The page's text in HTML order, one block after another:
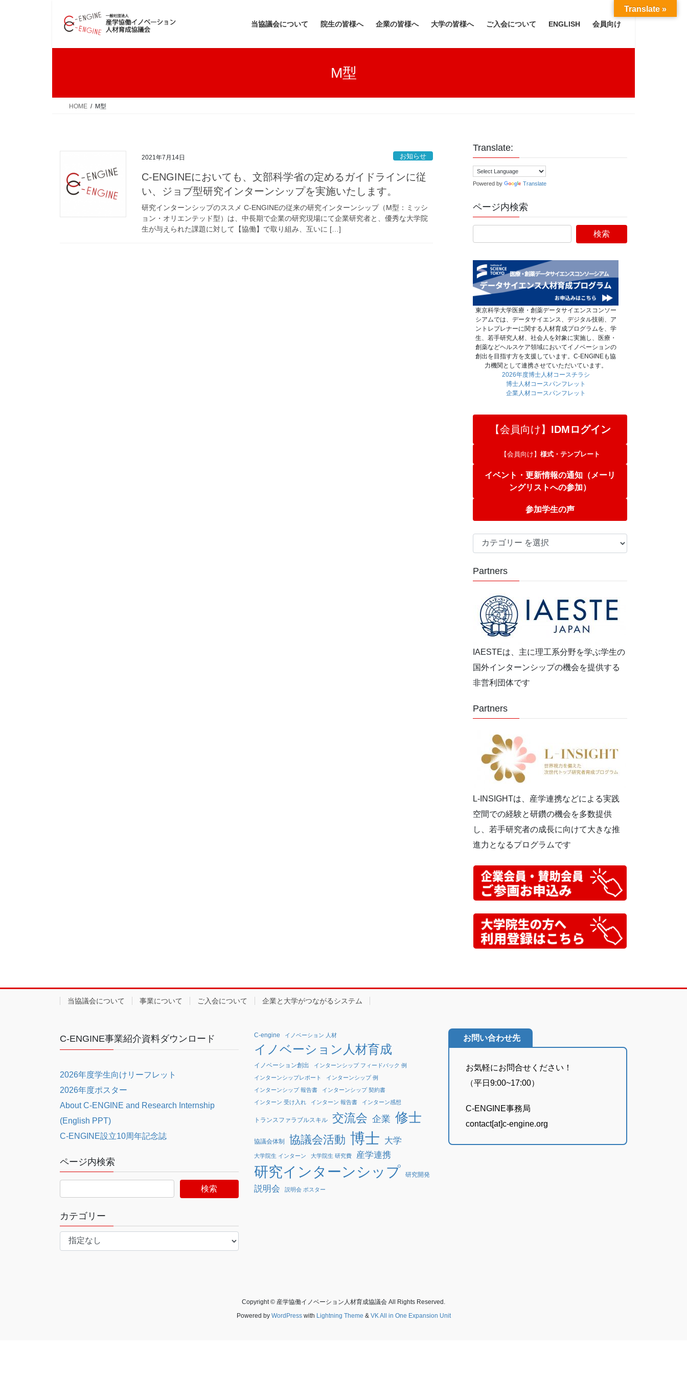
当協議会について 院生の皆様へ 企業の皆様へ 大学の皆様へ ご入会について ENGLISH 会員向け
M型
HOME M型
2021年7月14日 お知らせ
C-ENGINEにおいても、文部科学省の定めるガイドラインに従
い、ジョブ型研究インターンシップを実施いたします。
研究インターンシップのススメ C-ENGINEの従来の研究インターンシップ（M型：ミッシ
ョン・オリエンテッド型）は、中長期で企業の研究現場にて企業研究者と、優秀な大学院
生が与えられた課題に対して【協働】で取り組み、互いに […]
Translate:
Powered by Translate
ページ内検索
東京科学大学医療・創薬データサイエンスコンソー
シアムでは、データサイエンス、デジタル技術、ア
ントレプレナーに関する人材育成プログラムを、学
生、若手研究人材、社会人を対象に実施し、医療・
創薬などヘルスケア領域においてイノベーションの
創出を目指す方を支援しています。C-ENGINEも協
力機関として連携させていただいています。
2026年度博士人材コースチラシ
博士人材コースパンフレット
企業人材コースパンフレット
【会員向け】 IDMログイン
【会員向け】 様式・テンプレート
イベント・更新情報の通知（メーリ
ングリストへの参加）
参加学生の声
テ
リ
Partners
IAESTEは、主に理工系分野を学ぶ学生の
国外インターンシップの機会を提供する
非営利団体です
Partners
L-INSIGHTは、産学連携などによる実践
空間での経験と研鑽の機会を多数提供
し、若手研究者の成長に向けて大きな推
進力となるプログラムです
当協議会について 事業について ご入会について 企業と大学がつながるシステム
C-ENGINE事業紹介資料ダウンロード
2026年度学生向けリーフレット
2026年度ポスター
About C-ENGINE and Research Internship
(English PPT)
C-ENGINE設立10周年記念誌
ページ内検索
カテゴリー
C-engine イノベーション 人材
イノベーション人材育成
イノベーション創出
インターンシップ フィードバック 例
インターンシップレポート
インターンシップ 例
インターンシップ 報告書
インターンシップ 契約書
インターン 受け入れ
インターン 報告書 インターン感想
トランスファラブルスキル 交流会 企業 修士
協議会体制 協議会活動 博士 大学
大学院生 インターン 大学院生 研究費 産学連携
研究インターンシップ 研究開発
説明会 説明会 ポスター
お問い合わせ先
お気軽にお問合せください！
（平日9:00~17:00）
C-ENGINE事務局
contact[at]c-engine.org
Copyright © 産学協働イノベーション人材育成協議会 All Rights Reserved.
Powered by WordPresswith Lightning Theme & VK All in One Expansion Unit
Translate »